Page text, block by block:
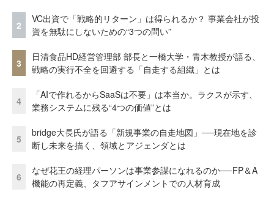
2
VC出資で「戦略的リターン」は得られるか？ 事業会社が投
資を無駄にしないための“3つの問い”
3
日清食品HD経営管理部 部長と一橋大学・青木教授が語る、
戦略の実行不全を回避する「自走する組織」とは
4
「AIで作れるからSaaSは不要」は本当か。ラクスが示す、
業務システムに残る“4つの価値”とは
5
bridge大長氏が語る「新規事業の自走地図」──現在地を診
断し未来を描く、領域とアジェンダとは
6
なぜ花王の経理パーソンは事業参謀になれるのか──FP＆A
機能の再定義、タフアサインメントでの人材育成